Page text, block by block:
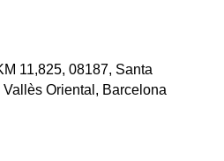
11,825, 08187, Santa
Oriental, Barcelona